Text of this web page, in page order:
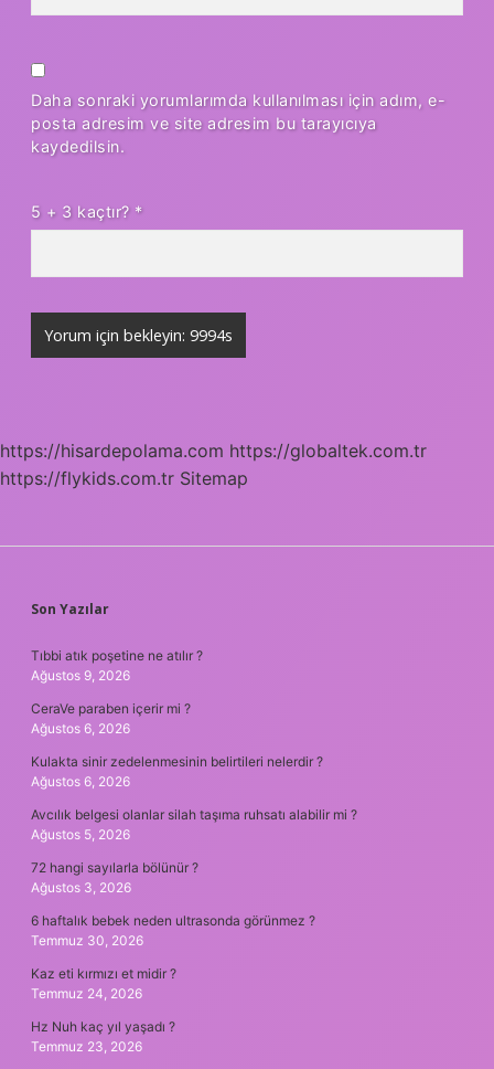
Daha sonraki yorumlarımda kullanılması için adım, e-
posta adresim ve site adresim bu tarayıcıya
kaydedilsin.
5 + 3 kaçtır? *
https://hisardepolama.com https://globaltek.com.tr
https://flykids.com.tr Sitemap
SIDEBAR
Son Yazılar
Tıbbi atık poşetine ne atılır ?
Ağustos 9, 2026
CeraVe paraben içerir mi ?
Ağustos 6, 2026
Kulakta sinir zedelenmesinin belirtileri nelerdir ?
Ağustos 6, 2026
Avcılık belgesi olanlar silah taşıma ruhsatı alabilir mi ?
Ağustos 5, 2026
72 hangi sayılarla bölünür ?
Ağustos 3, 2026
6 haftalık bebek neden ultrasonda görünmez ?
Temmuz 30, 2026
Kaz eti kırmızı et midir ?
Temmuz 24, 2026
Hz Nuh kaç yıl yaşadı ?
Temmuz 23, 2026